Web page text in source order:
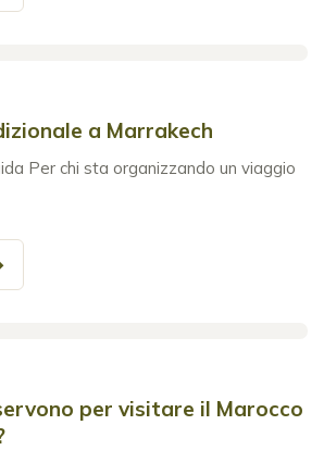
a Marrakech
Per chi sta organizzando un viaggio
per visitare il Marocco